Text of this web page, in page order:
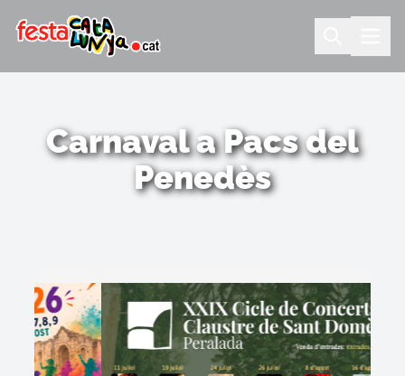
Carnaval a Pacs del
Penedès